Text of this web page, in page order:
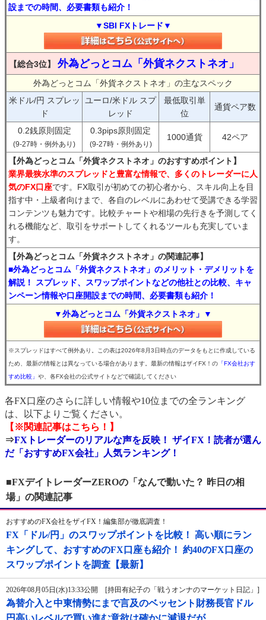
設までの時間、必要書類も紹介！
▼SBI FXトレード▼
【総合3位】 外為どっとコム「外貨ネクストネオ」
外為どっとコム「外貨ネクストネオ」の主なスペック
米ドル/円 スプレッ
ド
ユーロ/米ドル スプ
レッド
最低取引単
位
通貨ペア数
0.2銭原則固定
(9-27時・例外あり)
0.3pips原則固定
(9-27時・例外あり)
1000通貨 42ペア
【外為どっとコム「外貨ネクストネオ」のおすすめポイント】
業界最狭水準のスプレッドと豊富な情報で、多くのトレーダーに人
気のFX口座です。FX取引が初めての初心者から、スキル向上を目
指す中・上級者向けまで、各自のレベルにあわせて受講できる学習
コンテンツも魅力です。比較チャートや相場の先行きを予測してく
れる機能など、取引をサポートしてくれるツールも充実していま
す。
【外為どっとコム「外貨ネクストネオ」の関連記事】
■外為どっとコム「外貨ネクストネオ」のメリット・デメリットを
解説！ スプレッド、スワップポイントなどの他社との比較、キャ
ンペーン情報や口座開設までの時間、必要書類も紹介！
▼外為どっとコム「外貨ネクストネオ」▼
※スプレッドはすべて例外あり。この表は2026年8月3日時点のデータをもとに作成している
ため、最新の情報とは異なっている場合があります。最新の情報はザイFX！の 「FX会社おす
すめ比較」 や、各FX会社の公式サイトなどで確認してください
各FX口座のさらに詳しい情報や10位までの全ランキング
は、以下よりご覧ください。
【※関連記事はこちら！】
⇒FXトレーダーのリアルな声を反映！ ザイFX！読者が選ん
だ「おすすめFX会社」人気ランキング！
■FXデイトレーダーZEROの「なんで動いた？ 昨日の相
場」の関連記事
おすすめのFX会社をザイFX！編集部が徹底調査！
FX「ドル/円」のスワップポイントを比較！ 高い順にラン
キングして、おすすめのFX口座も紹介！ 約40のFX口座の
スワップポイントを調査【最新】
2026年08月05日(水)13:33公開 [持田有紀子の「戦うオンナのマーケット日記」]
為替介入と中東情勢にまで言及のベッセント財務長官ドル
円高いレベルで買い進む意欲は確かに減退だが